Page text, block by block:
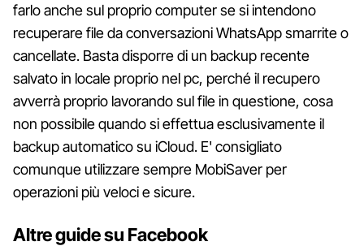
farlo anche sul proprio computer se si intendono
recuperare file da conversazioni WhatsApp smarrite o
cancellate. Basta disporre di un backup recente
salvato in locale proprio nel pc, perché il recupero
avverrà proprio lavorando sul file in questione, cosa
non possibile quando si effettua esclusivamente il
backup automatico su iCloud. E' consigliato
comunque utilizzare sempre MobiSaver per
operazioni più veloci e sicure.
Altre guide su Facebook